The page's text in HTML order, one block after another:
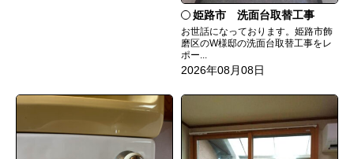
姫路市 洗面台取替工事
お世話になっております。姫路市飾
磨区のW様邸の洗面台取替工事をレ
ポー...
2026年08月08日